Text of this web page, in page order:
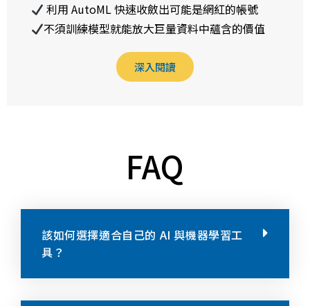
利用 AutoML 快速收斂出可能是網紅的帳號
不須訓練模型就能放大巨量資料中蘊含的價值
深入閱讀
FAQ
該如何選擇適合自己的 AI 與機器學習工
具？